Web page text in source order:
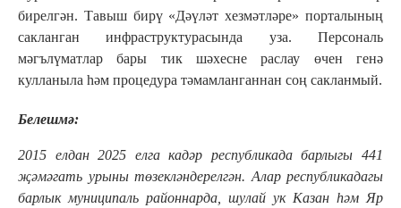
бирелгән. Тавыш бирү «Дәүләт хезмәтләре» порталының
сакланган инфраструктурасында уза. Персональ
мәгълүматлар бары тик шәхесне раслау өчен генә
кулланыла һәм процедура тәмамланганнан соң сакланмый.
Белешмә:
2015 елдан 2025 елга кадәр республикада барлыгы 441
җәмәгать урыны төзекләндерелгән. Алар республикадагы
барлык муниципаль районнарда, шулай ук Казан һәм Яр